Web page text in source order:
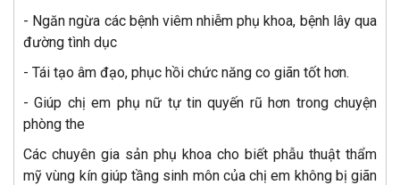
- Ngăn ngừa các bệnh viêm nhiễm phụ khoa, bệnh lây qua
đường tình dục
- Tái tạo âm đạo, phục hồi chức năng co giãn tốt hơn.
- Giúp chị em phụ nữ tự tin quyến rũ hơn trong chuyện
phòng the
Các chuyên gia sản phụ khoa cho biết phẫu thuật thẩm
mỹ vùng kín giúp tầng sinh môn của chị em không bị giãn